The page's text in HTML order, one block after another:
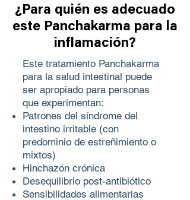
¿Para quién es adecuado
este Panchakarma para la
inflamación?
Este tratamiento Panchakarma
para la salud intestinal puede
ser apropiado para personas
que experimentan:
Patrones del síndrome del
intestino irritable (con
predominio de estreñimiento o
mixtos)
Hinchazón crónica
Desequilibrio post-antibiótico
Sensibilidades alimentarias